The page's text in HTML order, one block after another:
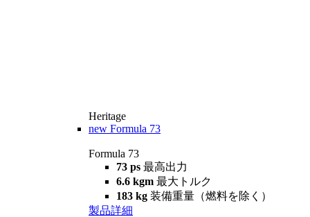
Heritage
new Formula 73
Formula 73
73 ps 最高出力
6.6 kgm 最大トルク
183 kg 装備重量（燃料を除く）
製品詳細